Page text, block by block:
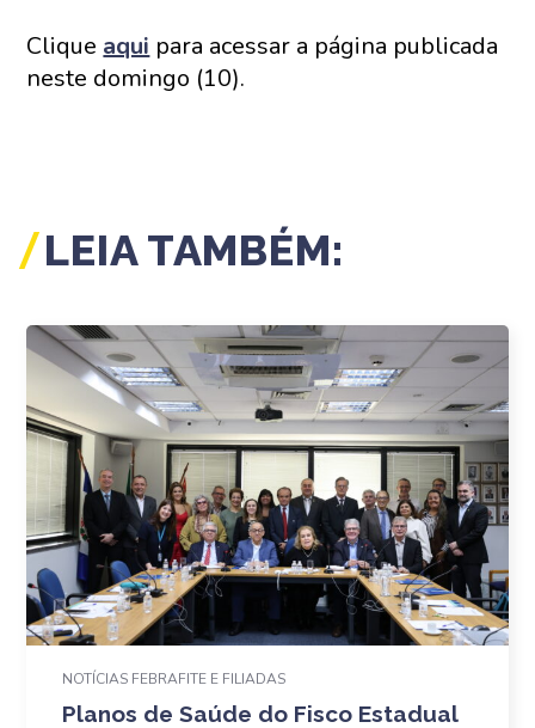
Clique aqui para acessar a página publicada
neste domingo (10).
LEIA TAMBÉM:
NOTÍCIAS FEBRAFITE E FILIADAS
Planos de Saúde do Fisco Estadual